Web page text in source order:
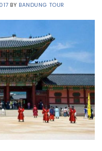
BY BANDUNG TOUR